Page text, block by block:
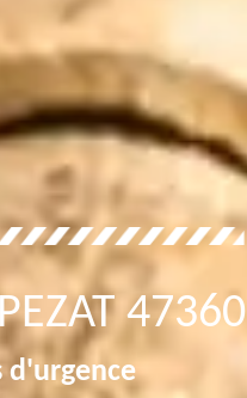
47360
d'urgence